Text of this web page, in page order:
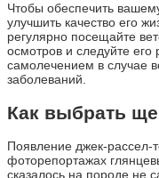
Чтобы обеспечить
улучшить качество его
регулярно посещайте
осмотров и следуйте
самолечением в случае
заболеваний.
Как выбрать
Появление джек-рассел-
фоторепортажах
сказалось на породе не